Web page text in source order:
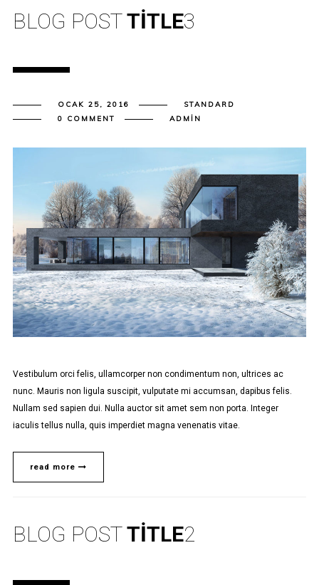
BLOG POSTTITLE3
OCAK 25, 2016
STANDARD
0 COMMENT
ADMIN
Vestibulum orci felis, ullamcorper non condimentum non, ultrices ac
nunc. Mauris non ligula suscipit, vulputate mi accumsan, dapibus felis.
Nullam sed sapien dui. Nulla auctor sit amet sem non porta. Integer
iaculis tellus nulla, quis imperdiet magna venenatis vitae.
read more
BLOG POSTTITLE2